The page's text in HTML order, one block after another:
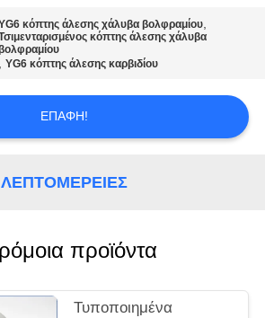
κόπτης άλεσης χάλυβα βολφραμίου,
κόπτης άλεσης χάλυβα
,YG6 κόπτης άλεσης καρβιδίου
ΕΠΑΦΉ!
ΛΕΠΤΟΜΈΡΕΙΕΣ
προϊόντα
Τυποποιημένα